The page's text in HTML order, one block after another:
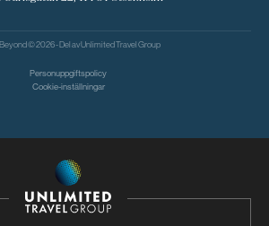
© 2026 - Del avUnlimited Travel Group
Personuppgiftspolicy
Cookie-inställningar